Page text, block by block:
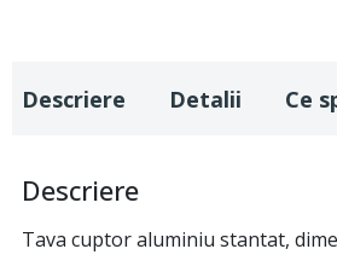
Descriere Detalii Ce
Descriere
Tava cuptor aluminiu stantat,